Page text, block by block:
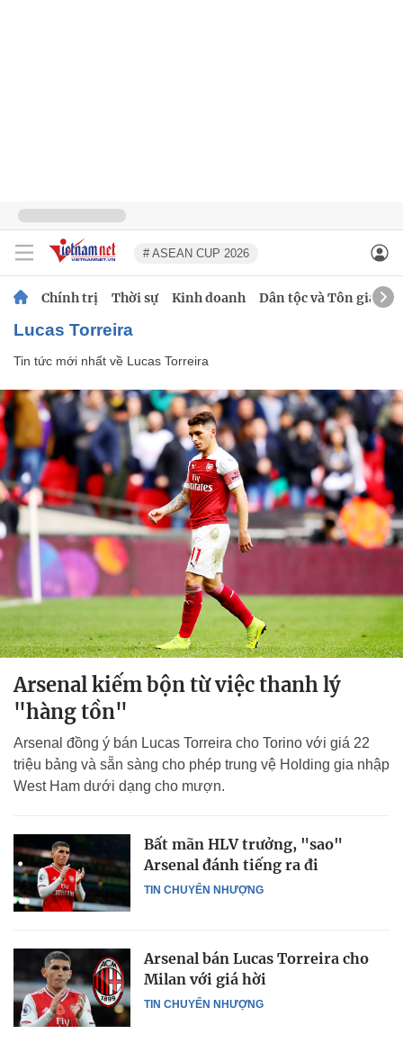
# ASEAN CUP 2026
Chính trị Thời sự Kinh doanh Dân tộc và Tôn giáo
Lucas Torreira
Tin tức mới nhất về Lucas Torreira
Arsenal kiếm bộn từ việc thanh lý
"hàng tồn"
Arsenal đồng ý bán Lucas Torreira cho Torino với giá 22
triệu bảng và sẵn sàng cho phép trung vệ Holding gia nhập
West Ham dưới dạng cho mượn.
TIN CHUYỂN NHƯỢNG
Bất mãn HLV trưởng, "sao"
Arsenal đánh tiếng ra đi
TIN CHUYỂN NHƯỢNG
Arsenal bán Lucas Torreira cho
Milan với giá hời